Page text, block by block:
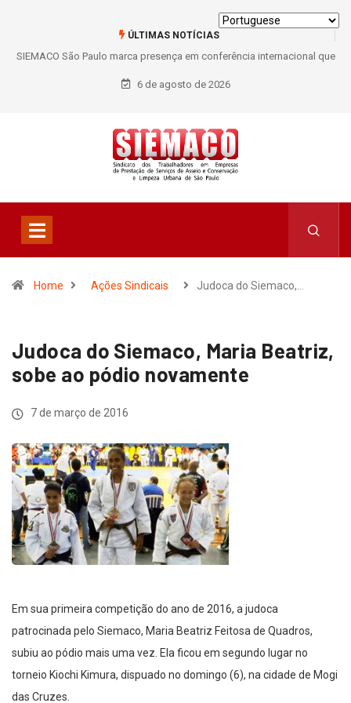
ÚLTIMAS NOTÍCIAS
SIEMACO São Paulo marca presença em conferência internacional que
debate os desafios do setor de limpeza e segurança
6 de agosto de 2026
Home Ações Sindicais Judoca do Siemaco,…
Judoca do Siemaco, Maria Beatriz,
sobe ao pódio novamente
7 de março de 2016
Em sua primeira competição do ano de 2016, a judoca
patrocinada pelo Siemaco, Maria Beatriz Feitosa de Quadros,
subiu ao pódio mais uma vez. Ela ficou em segundo lugar no
torneio Kiochi Kimura, dispuado no domingo (6), na cidade de Mogi
das Cruzes.